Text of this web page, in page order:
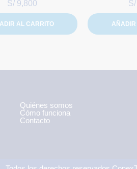
S/9,800
AL CARRITO
S/
Quiénes somos
Cómo funciona
Contacto